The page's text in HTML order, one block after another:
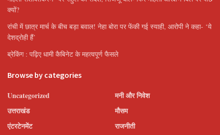
क्यों?
रांची में छात्र मार्च के बीच बड़ा बवाल! नेहा बोरा पर फेंकी गई स्याही, आरोपी ने कहा- ‘ये
देशद्रोही हैं’
ब्रेकिंग : पढ़िए धामी कैबिनेट के महत्वपूर्ण फैसले
Browse by categories
Uncategorized
उत्तराखंड
एंटरटेनमेंट
मनी और निवेश
मौसम
राजनीती